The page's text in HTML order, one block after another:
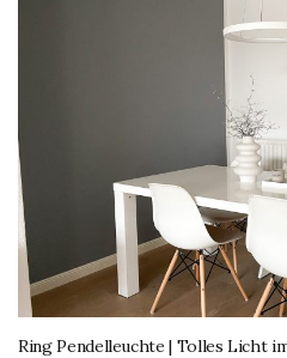
Ring Pendelleuchte | Tolles Licht